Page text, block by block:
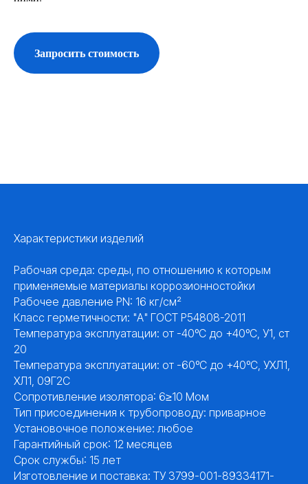
Запросить стоимость
Характеристики изделий
Рабочая среда: среды, по отношению к которым
применяемые материалы коррозионностойки
Рабочее давление PN: 16 кг/см²
Класс герметичности: "А" ГОСТ Р54808-2011
Температура эксплуатации: от -40ºС до +40ºС, У1, ст
20
Температура эксплуатации: от -60ºС до +40ºС, УХЛ1,
ХЛ1, 09Г2С
Сопротивление изолятора: 6≥10 Мом
Тип присоединения к трубопроводу: приварное
Установочное положение: любое
Гарантийный срок: 12 месяцев
Срок службы: 15 лет
Изготовление и поставка: ТУ 3799-001-89334171-